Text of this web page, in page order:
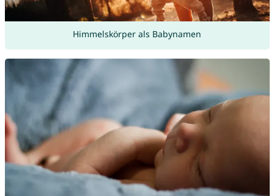
Himmelskörper als Babynamen